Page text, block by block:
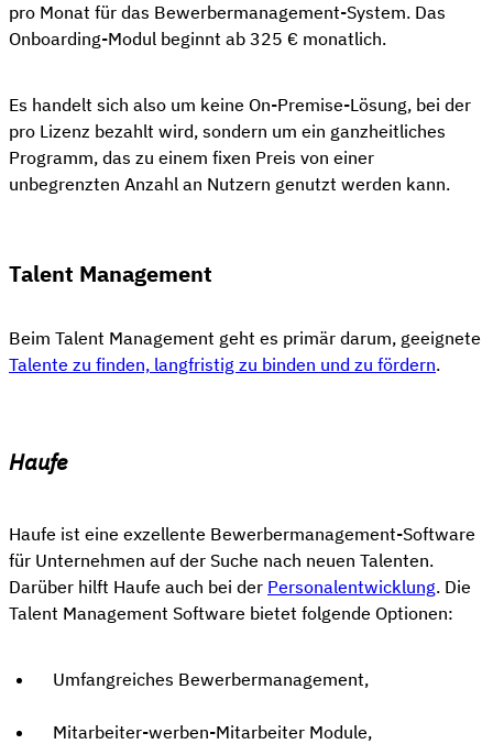
pro Monat für das Bewerbermanagement-System. Das
Onboarding-Modul beginnt ab 325 € monatlich.
Es handelt sich also um keine On-Premise-Lösung, bei der
pro Lizenz bezahlt wird, sondern um ein ganzheitliches
Programm, das zu einem fixen Preis von einer
unbegrenzten Anzahl an Nutzern genutzt werden kann.
Talent Management
Beim Talent Management geht es primär darum, geeignete
Talente zu finden, langfristig zu binden und zu fördern.
Haufe
Haufe ist eine exzellente Bewerbermanagement-Software
für Unternehmen auf der Suche nach neuen Talenten.
Darüber hilft Haufe auch bei der Personalentwicklung. Die
Talent Management Software bietet folgende Optionen:
Umfangreiches Bewerbermanagement,
Mitarbeiter-werben-Mitarbeiter Module,